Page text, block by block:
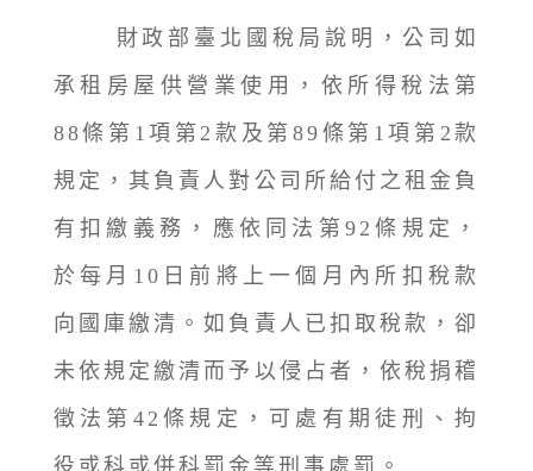
財政部臺北國稅局說明，公司如
承租房屋供營業使用，依所得稅法第
88條第1項第2款及第89條第1項第2款
規定，其負責人對公司所給付之租金負
有扣繳義務，應依同法第92條規定，
於每月10日前將上一個月內所扣稅款
向國庫繳清。如負責人已扣取稅款，卻
未依規定繳清而予以侵占者，依稅捐稽
徵法第42條規定，可處有期徒刑、拘
役或科或併科罰金等刑事處罰。